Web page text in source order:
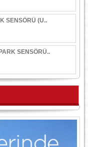
SENSÖRÜ (U..
SENSÖRÜ..